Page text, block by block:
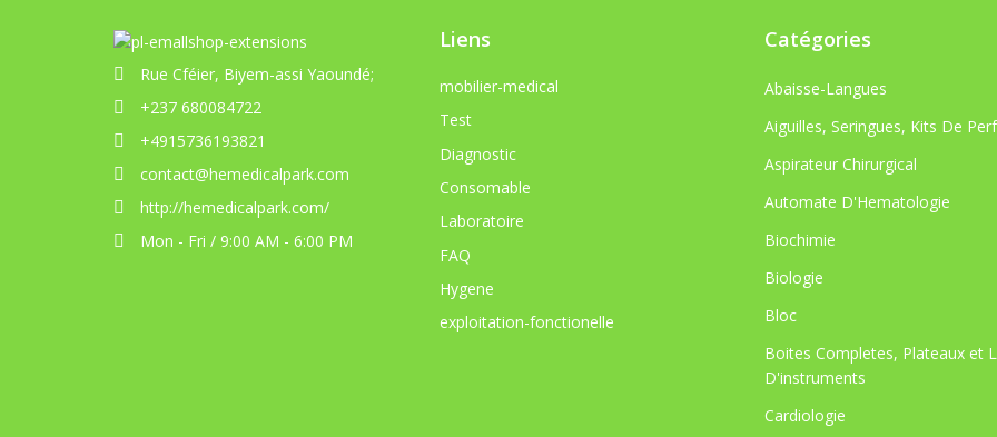
Rue Cféier, Biyem-assi Yaoundé;
+237 680084722
+4915736193821
contact@hemedicalpark.com
http://hemedicalpark.com/
Mon - Fri / 9:00 AM - 6:00 PM
Liens
mobilier-medical
Test
Diagnostic
Consomable
Laboratoire
FAQ
Hygene
exploitation-fonctionelle
Catégories
Abaisse-Langues
Aiguilles, Seringues, Kits De
Aspirateur Chirurgical
Automate D'Hematologie
Biochimie
Biologie
Bloc
Boites Completes, Plateaux et
D'instruments
Cardiologie